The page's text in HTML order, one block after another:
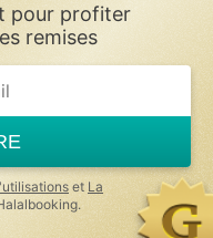
pour profiter
remises
et La